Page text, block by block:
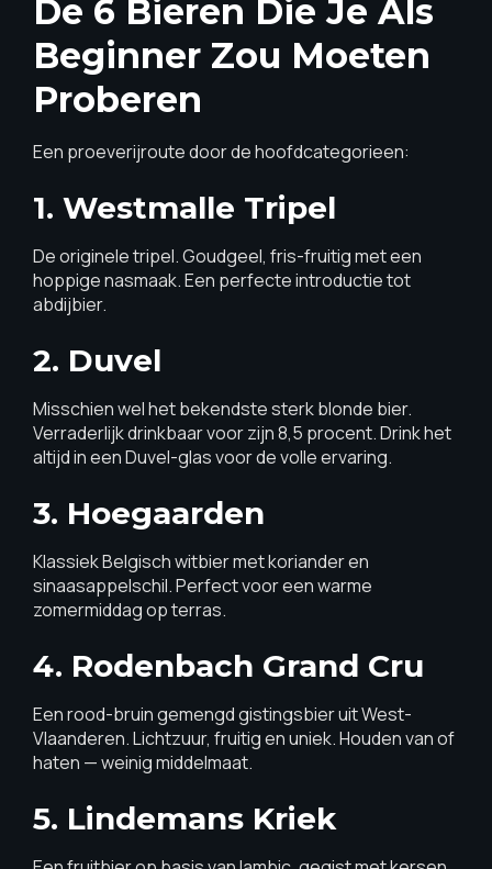
De 6 Bieren Die Je Als
Beginner Zou Moeten
Proberen
Een proeverijroute door de hoofdcategorieen:
1. Westmalle Tripel
De originele tripel. Goudgeel, fris-fruitig met een
hoppige nasmaak. Een perfecte introductie tot
abdijbier.
2. Duvel
Misschien wel het bekendste sterk blonde bier.
Verraderlijk drinkbaar voor zijn 8,5 procent. Drink het
altijd in een Duvel-glas voor de volle ervaring.
3. Hoegaarden
Klassiek Belgisch witbier met koriander en
sinaasappelschil. Perfect voor een warme
zomermiddag op terras.
4. Rodenbach Grand Cru
Een rood-bruin gemengd gistingsbier uit West-
Vlaanderen. Lichtzuur, fruitig en uniek. Houden van of
haten — weinig middelmaat.
5. Lindemans Kriek